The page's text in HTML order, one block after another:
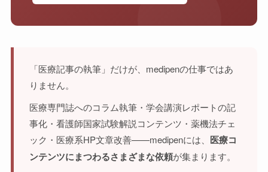
「医療記事の執筆」だけが、medipenの仕事ではあ
りません。
医療専門誌へのコラム執筆・学会講演レポートの記
事化・看護師国家試験解説コンテンツ・薬機法チェ
ック・医療系HP文章改善——medipenには、 医療コ
ンテンツにまつわるさまざまな依頼が集まります。